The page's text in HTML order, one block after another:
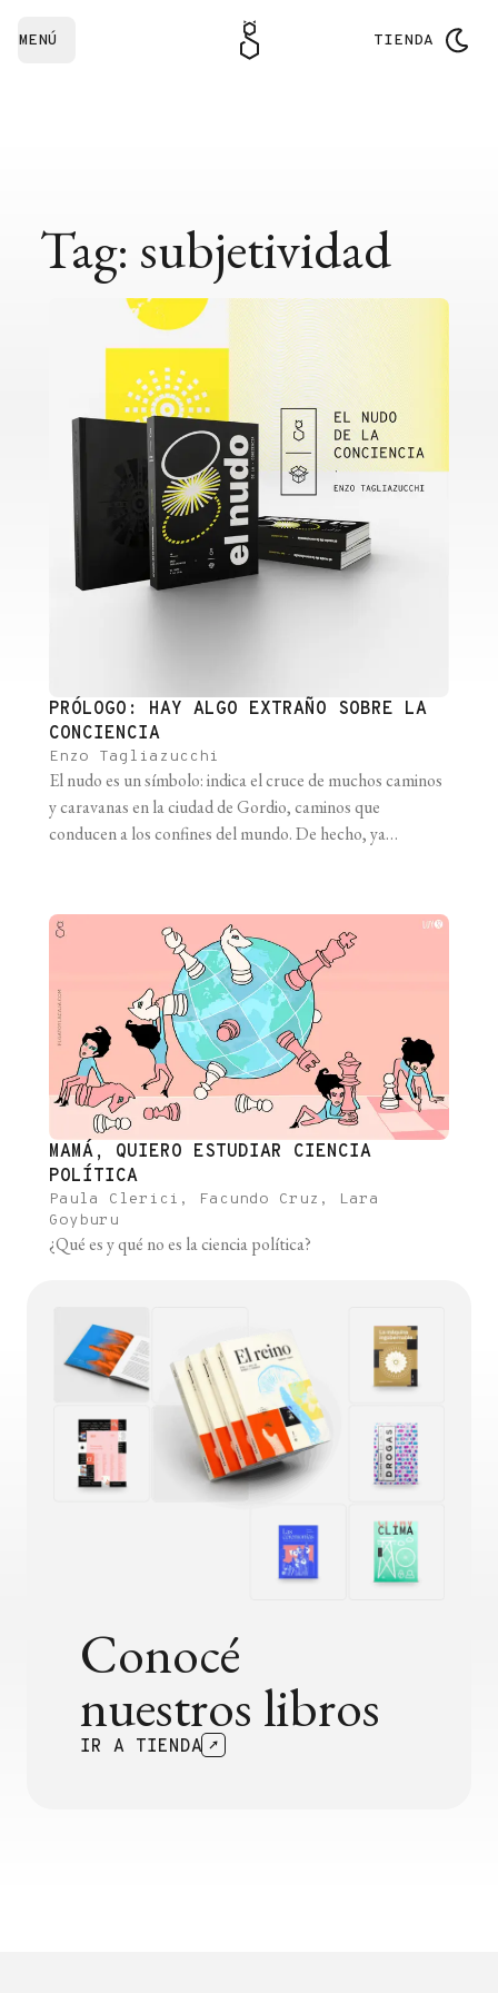
MENÚ TIENDA
Tag: subjetividad
PRÓLOGO: HAY ALGO EXTRAÑO SOBRE LA
CONCIENCIA
Enzo Tagliazucchi
El nudo es un símbolo: indica el cruce de muchos caminos
y caravanas en la ciudad de Gordio, caminos que
conducen a los confines del mundo. De hecho, ya
contrario podría no ser suficiente. VALERIO [...]
MAMÁ, QUIERO ESTUDIAR CIENCIA
POLÍTICA
Paula Clerici, Facundo Cruz, Lara
Goyburu
¿Qué es y qué no es la ciencia política?
Conocé
nuestros libros
IR A TIENDA